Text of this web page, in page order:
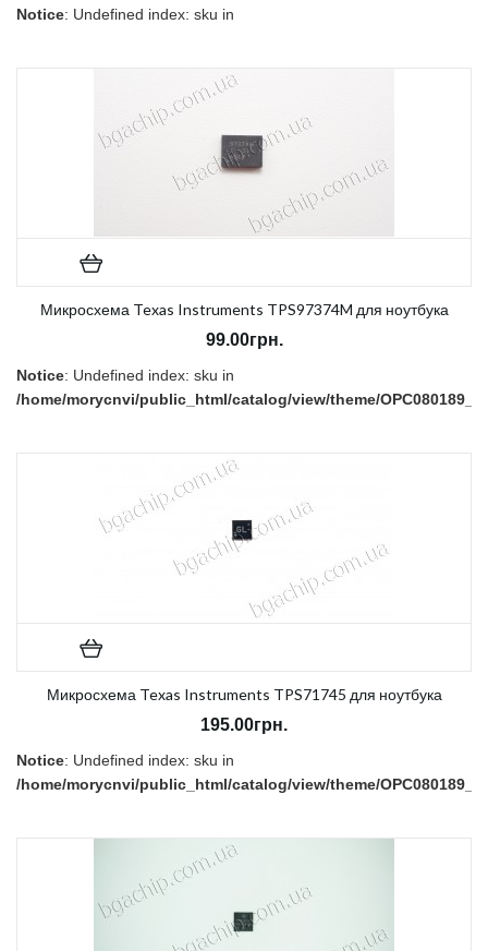
Notice: Undefined index: sku in
Микросхема Texas Instruments TPS97374M для ноутбука
99.00грн.
Notice: Undefined index: sku in
/home/morycnvi/public_html/catalog/view/theme/
Микросхема Texas Instruments TPS71745 для ноутбука
195.00грн.
Notice: Undefined index: sku in
/home/morycnvi/public_html/catalog/view/theme/